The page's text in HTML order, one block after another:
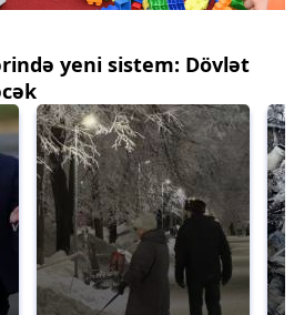
yeni sistem: Dövlət